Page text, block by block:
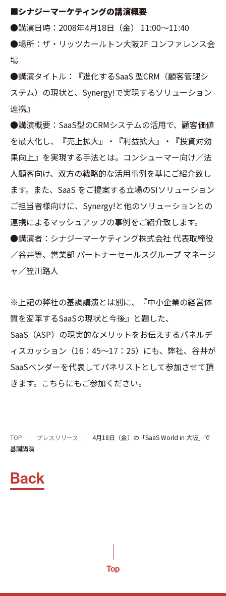
■シナジーマーケティングの講演概要
●講演日時：2008年4月18日（金） 11:00～11:40
●場所：ザ・リッツカールトン大阪2F コンファレンス会
場
●講演タイトル：『進化するSaaS 型CRM（顧客管理シ
ステム）の現状と、Synergy!で実現するソリューション
連携』
●講演概要：SaaS型のCRMシステムの活用で、顧客価値
を最大化し、『売上拡大』・『利益拡大』・『投資対効
果向上』を実現する手法とは。コンシューマー向け／法
人顧客向け、双方の戦略的な活用事例を基にご紹介致し
ます。また、SaaS をご提案する立場のSIソリューション
ご担当者様向けに、Synergy!と他のソリューションとの
連携によるマッシュアップの事例をご紹介致します。
●講演者：シナジーマーケティング株式会社 代表取締役
／谷井等、営業部 パートナーセールスグループ マネージ
ャ／笠川路人
※上記の弊社の基調講演とは別に、『中小企業の経営体
質を変革するSaaSの現状と今後』と題した、
SaaS（ASP）の現実的なメリットをお伝えするパネルデ
ィスカッション（16：45～17：25）にも、弊社、谷井が
SaaSベンダーを代表してパネリストとして参加させて頂
きます。こちらにもご参加ください。
TOP プレスリリース
4月18日（金）の「SaaS World in 大阪」で
基調講演
Back
Top